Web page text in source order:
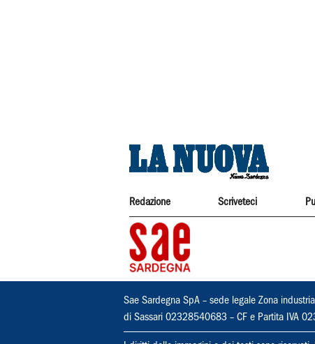
Redazione Scriveteci
Sae Sardegna SpA – sede legale Zona
di Sassari 02328540683 – CF e Partita IVA